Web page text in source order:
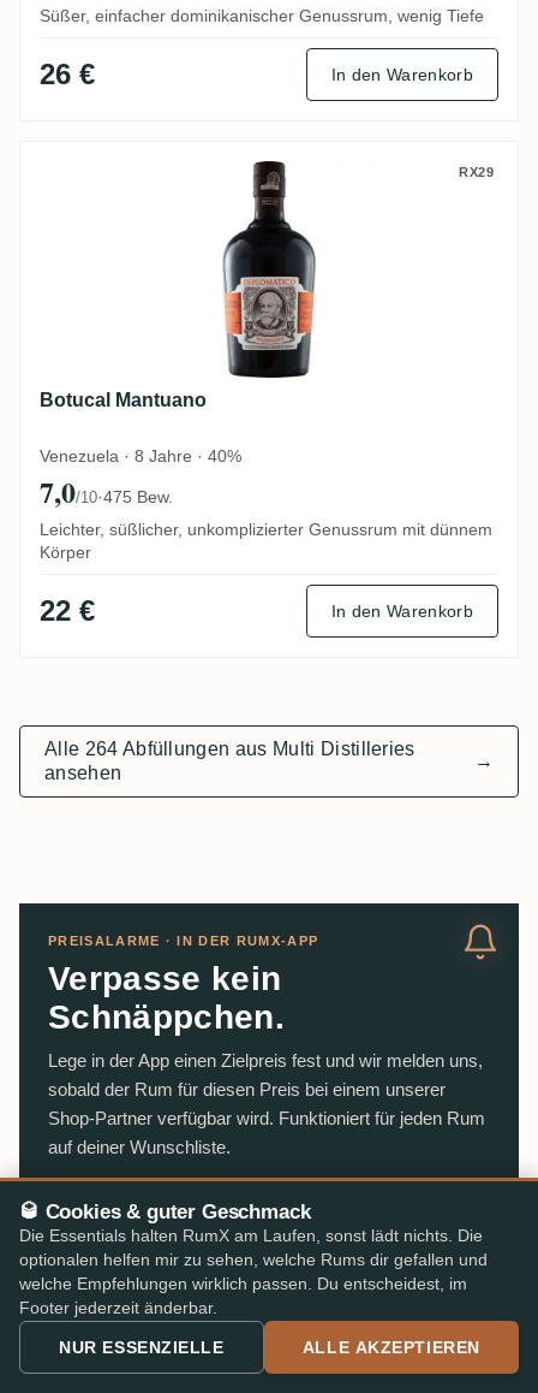
Süßer, einfacher dominikanischer Genussrum, wenig Tiefe
26 € In den Warenkorb
Botucal Mantuano RX29
Botucal Mantuano
Venezuela · 8 Jahre · 40%
7,0/10·475 Bew.
Leichter, süßlicher, unkomplizierter Genussrum mit dünnem
Körper
22 € In den Warenkorb
Alle 264 Abfüllungen aus Multi Distilleries
ansehen
→
PREISALARME · IN DER RUMX-APP
Verpasse kein
Schnäppchen.
Lege in der App einen Zielpreis fest und wir melden uns,
sobald der Rum für diesen Preis bei einem unserer
Shop-Partner verfügbar wird. Funktioniert für jeden Rum
auf deiner Wunschliste.
LADEN IM App Store
JETZT BEI Google Play
★ 4,8/5im App Store & Play Store
🥃 Cookies & guter Geschmack
Die Essentials halten RumX am Laufen, sonst lädt nichts. Die
optionalen helfen mir zu sehen, welche Rums dir gefallen und
welche Empfehlungen wirklich passen. Du entscheidest, im
Footer jederzeit änderbar.
NUR ESSENZIELLE ALLE AKZEPTIEREN